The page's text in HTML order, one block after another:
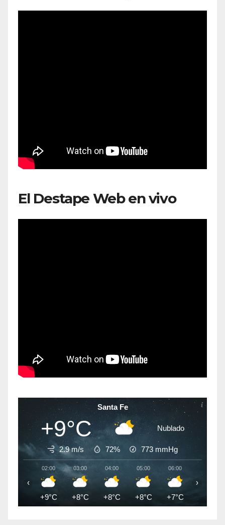
El Destape Web en vivo
Santa Fe
+9°C Nublado
2.9 m/s 72% 773 mmHg
02:00
+9°C
03:00
+8°C
04:00
+8°C
05:00
+8°C
06:00
+7°C +7°C
‹ ›